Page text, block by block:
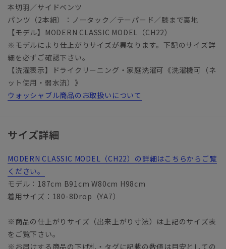
本切羽／サイドベンツ
パンツ（2本組）：ノータック／テーパード／膝まで裏地
【モデル】MODERN CLASSIC MODEL（CH22）
※モデルにより仕上がりサイズが異なります。下記のサイズ詳
細を必ずご確認下さい。
【洗濯表示】ドライクリーニング・家庭洗濯可《洗濯機可（ネ
ット使用・弱水流）》
ウォッシャブル商品のお取扱いについて
サイズ詳細
MODERN CLASSIC MODEL（CH22）の詳細はこちらからご覧
ください。
モデル：187cm B91cm W80cm H98cm
着用サイズ：180-8Drop（YA7）
※商品の仕上がりサイズ（出来上がり寸法）は上記のサイズ表
をご覧下さい。
※お届けする商品の下げ札・タグに記載の数値は目安としての